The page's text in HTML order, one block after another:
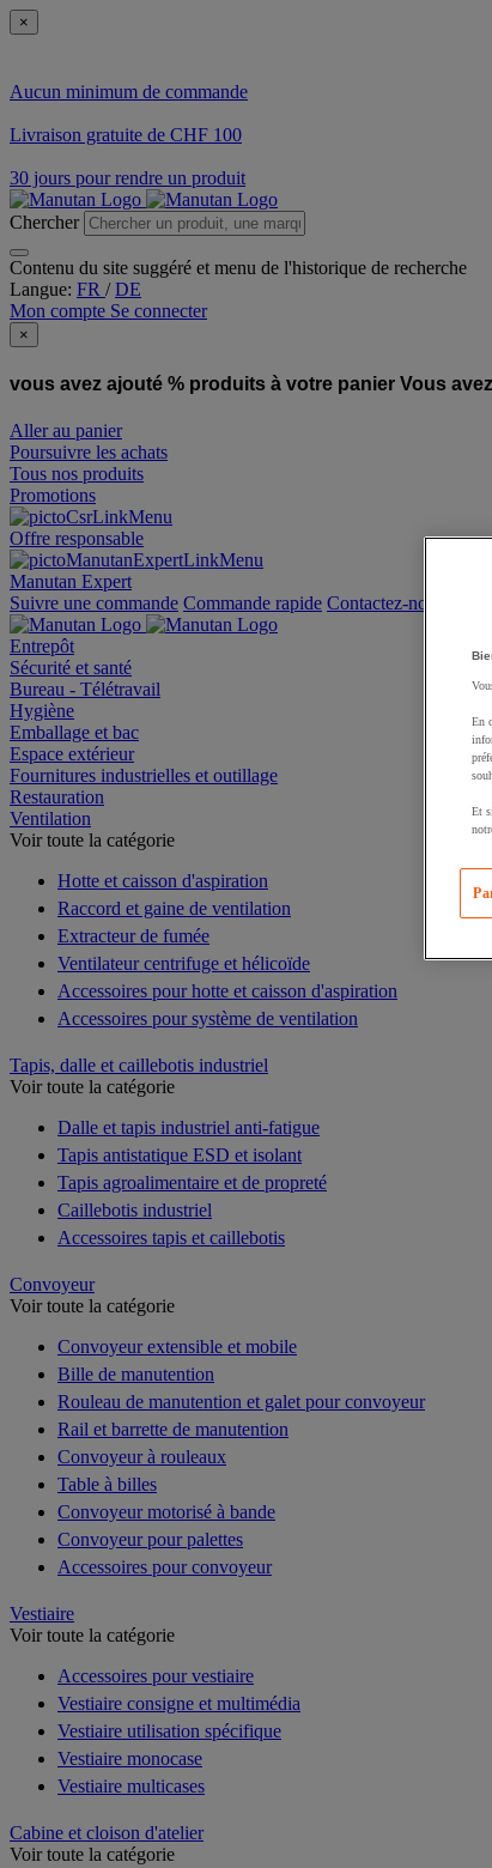
×
Aucun minimum de commande
Livraison gratuite de CHF 100
30 jours pour rendre un produit
Chercher
Contenu du site suggéré et menu de l'historique de recherche
Langue: FR /DE
Mon compte Se connecter
×
vous avez ajouté % produits à votre panier Vous
Aller au panier
Poursuivre les achats
Tous nos produits
Promotions
Offre responsable
Manutan Expert
Suivre une commande Commande rapide Contactez-nous
Entrepôt
Sécurité et santé
Bureau - Télétravail
Hygiène
Emballage et bac
Espace extérieur
Fournitures industrielles et outillage
Restauration
Ventilation
Voir toute la catégorie
Hotte et caisson d'aspiration
Raccord et gaine de ventilation
Extracteur de fumée
Ventilateur centrifuge et hélicoïde
Accessoires pour hotte et caisson d'aspiration
Accessoires pour système de ventilation
Tapis, dalle et caillebotis industriel
Voir toute la catégorie
Dalle et tapis industriel anti-fatigue
Tapis antistatique ESD et isolant
Tapis agroalimentaire et de propreté
Caillebotis industriel
Accessoires tapis et caillebotis
Convoyeur
Voir toute la catégorie
Convoyeur extensible et mobile
Bille de manutention
Rouleau de manutention et galet pour convoyeur
Rail et barrette de manutention
Convoyeur à rouleaux
Table à billes
Convoyeur motorisé à bande
Convoyeur pour palettes
Accessoires pour convoyeur
Vestiaire
Voir toute la catégorie
Accessoires pour vestiaire
Vestiaire consigne et multimédia
Vestiaire utilisation spécifique
Vestiaire monocase
Vestiaire multicases
Cabine et cloison d'atelier
Voir toute la catégorie
En
Et